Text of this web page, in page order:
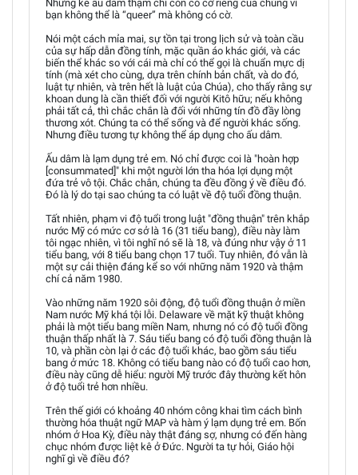
Những kẻ ấu dâm thậm chí còn có cờ riêng của chúng vì
bạn không thể là “queer” mà không có cờ.
Nói một cách mỉa mai, sự tồn tại trong lịch sử và toàn cầu
của sự hấp dẫn đồng tính, mặc quần áo khác giới, và các
biến thể khác so với cái mà chỉ có thể gọi là chuẩn mực dị
tính (mà xét cho cùng, dựa trên chính bản chất, và do đó,
luật tự nhiên, và trên hết là luật của Chúa), cho thấy rằng sự
khoan dung là cần thiết đối với người Kitô hữu; nếu không
phải tất cả, thì chắc chắn là đối với những tín đồ đầy lòng
thương xót. Chúng ta có thể sống và để người khác sống.
Nhưng điều tương tự không thể áp dụng cho ấu dâm.
Ấu dâm là lạm dụng trẻ em. Nó chỉ được coi là "hoàn hợp
[consummated]" khi một người lớn tha hóa lợi dụng một
đứa trẻ vô tội. Chắc chắn, chúng ta đều đồng ý về điều đó.
Đó là lý do tại sao chúng ta có luật về độ tuổi đồng thuận.
Tất nhiên, phạm vi độ tuổi trong luật "đồng thuận" trên khắp
nước Mỹ có mức cơ sở là 16 (31 tiểu bang), điều này làm
tôi ngạc nhiên, vì tôi nghĩ nó sẽ là 18, và đúng như vậy ở 11
tiểu bang, với 8 tiểu bang chọn 17 tuổi. Tuy nhiên, đó vẫn là
một sự cải thiện đáng kể so với những năm 1920 và thậm
chí cả năm 1980.
Vào những năm 1920 sôi động, độ tuổi đồng thuận ở miền
Nam nước Mỹ khá tội lỗi. Delaware về mặt kỹ thuật không
phải là một tiểu bang miền Nam, nhưng nó có độ tuổi đồng
thuận thấp nhất là 7. Sáu tiểu bang có độ tuổi đồng thuận là
10, và phần còn lại ở các độ tuổi khác, bao gồm sáu tiểu
bang ở mức 18. Không có tiểu bang nào có độ tuổi cao hơn,
điều này cũng dễ hiểu: người Mỹ trước đây thường kết hôn
ở độ tuổi trẻ hơn nhiều.
Trên thế giới có khoảng 40 nhóm công khai tìm cách bình
thường hóa thuật ngữ MAP và hàm ý lạm dụng trẻ em. Bốn
nhóm ở Hoa Kỳ, điều này thật đáng sợ, nhưng có đến hàng
chục nhóm được liệt kê ở Đức. Người ta tự hỏi, Giáo hội
nghĩ gì về điều đó?